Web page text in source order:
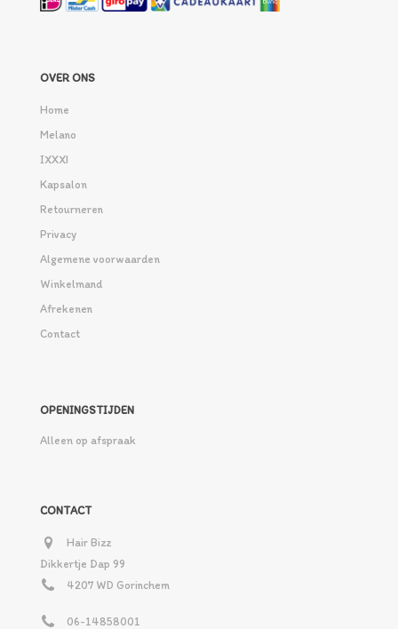
OVER ONS
Home
Melano
IXXXI
Kapsalon
Retourneren
Privacy
Algemene voorwaarden
Winkelmand
Afrekenen
Contact
OPENINGSTIJDEN
Alleen op afspraak
CONTACT
Hair Bizz
Dikkertje Dap 99
4207 WD Gorinchem
06-14858001